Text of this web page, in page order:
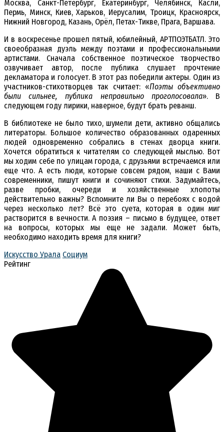
Москва, Санкт-Петербург, Екатеринбург, Челябинск, Касли,
Пермь, Минск, Киев, Харьков, Иерусалим, Троицк, Красноярск,
Нижний Новгород, Казань, Орёл, Петах-Тикве, Прага, Варшава.
И в воскресенье прошел пятый, юбилейный, АРТПОЭТБАТЛ. Это
своеобразная дуэль между поэтами и профессиональными
артистами. Сначала собственное поэтическое творчество
озвучивает автор, после публика слушает прочтение
декламатора и голосует. В этот раз победили актеры. Один из
участников-стихотворцев так считает: «Поэты объективно
были сильнее, публика неправильно проголосовала». В
следующем году лирики, наверное, будут брать реванш.
В библиотеке не было тихо, шумели дети, активно общались
литераторы. Большое количество образованных одаренных
людей одновременно собрались в стенах дворца книги.
Хочется обратиться к читателям со следующей мыслью. Вот
мы ходим себе по улицам города, с друзьями встречаемся или
еще что. А есть люди, которые совсем рядом, наши с Вами
современники, пишут книги и сочиняют стихи. Задумайтесь,
разве пробки, очереди и хозяйственные хлопоты
действительно важны? Вспомните ли Вы о перебоях с водой
через несколько лет? Всё это суета, которая в один миг
растворится в вечности. А поэзия – письмо в будущее, ответ
на вопросы, которых мы еще не задали. Может быть,
необходимо находить время для книги?
Искусство Урала Социум
Рейтинг